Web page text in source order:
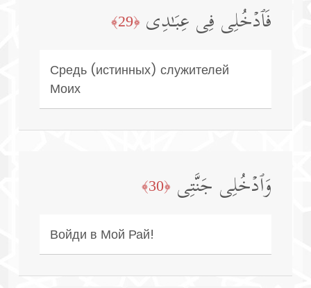
فَٱدۡخُلِی فِی عِبَـٰدِی ﴿29﴾
Средь (истинных) служителей
Моих
وَٱدۡخُلِی جَنَّتِی ﴿30﴾
Войди в Мой Рай!